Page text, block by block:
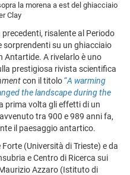
la morena a est del ghiacciaio
Clay
risalente al Periodo
sorprendenti su un ghiacciaio
Antartide. A rivelarlo è uno
prestigiosa rivista scientifica
con il titolo“A warming
the landscape during the
prima volta gli effetti di un
tra 900 e 989 anni fa,
il paesaggio antartico.
(Università di Trieste) e da
e Centro di Ricerca sui
Azzaro (Istituto di